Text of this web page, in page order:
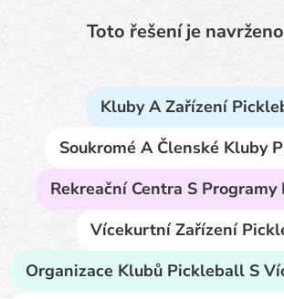
Toto řešení je
Kluby A Zařízení
Soukromé A Členské Kluby
Rekreační Centra S
Vícekurtní Zařízení
Organizace Klubů Pickleball S